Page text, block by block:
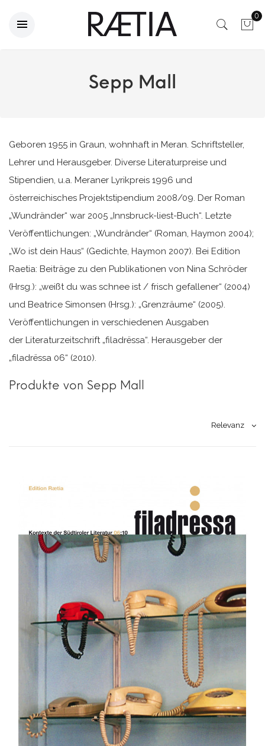
0
Sepp Mall
Geboren 1955 in Graun, wohnhaft in Meran. Schriftsteller,
Lehrer und Herausgeber. Diverse Literaturpreise und
Stipendien, u.a. Meraner Lyrikpreis 1996 und
österreichisches Projektstipendium 2008/09. Der Roman
„Wundränder“ war 2005 „Innsbruck-liest-Buch“. Letzte
Veröffentlichungen: „Wundränder“ (Roman, Haymon 2004);
„Wo ist dein Haus“ (Gedichte, Haymon 2007). Bei Edition
Raetia: Beiträge zu den Publikationen von Nina Schröder
(Hrsg.): „weißt du was schnee ist / frisch gefallener“ (2004)
und Beatrice Simonsen (Hrsg.): „Grenzräume“ (2005).
Veröffentlichungen in verschiedenen Ausgaben
der Literaturzeitschrift „filadrëssa“. Herausgeber der
„filadrëssa 06“ (2010).
Produkte von Sepp Mall
Relevanz